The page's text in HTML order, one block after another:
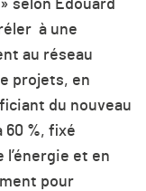
» selon Édouard
à une
au réseau
projets, en
du nouveau
60 %, fixé
l’énergie et en
pour